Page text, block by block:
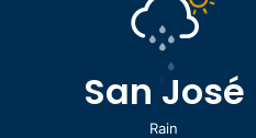
San José
Rain